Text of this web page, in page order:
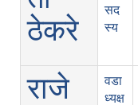
ठेकरे
सद
स्य
राजे
वडा
ध्यक्ष